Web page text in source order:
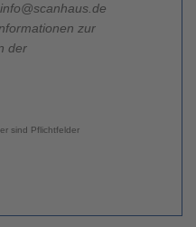
zur
der
sind Pflichtfelder